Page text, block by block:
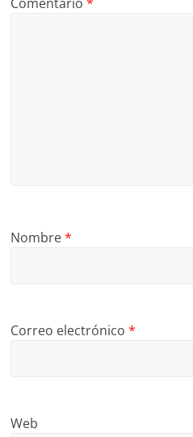
Nombre*
Correo electrónico*
Web